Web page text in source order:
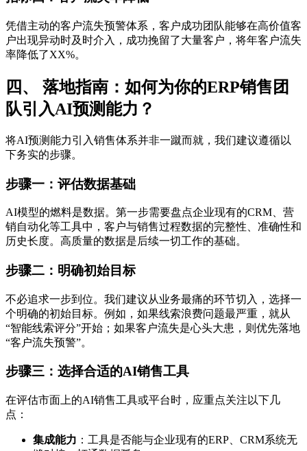
凭借主动的客户流失预警体系，客户成功团队能够在高价值客
户出现异动时及时介入，成功挽留了大量客户，将年客户流失
率降低了XX%。
四、 落地指南：如何为你的ERP销售团
队引入AI预测能力？
将AI预测能力引入销售体系并非一蹴而就，我们建议遵循以
下务实的步骤。
步骤一：评估数据基础
AI模型的燃料是数据。第一步需要盘点企业现有的CRM、营
销自动化等工具中，客户与销售过程数据的完整性、准确性和
历史长度。高质量的数据是后续一切工作的基础。
步骤二：明确初始目标
不必追求一步到位。我们建议从业务最痛的环节切入，选择一
个明确的初始目标。例如，如果线索浪费问题最严重，就从
“智能线索评分”开始；如果客户流失是心头大患，则优先落地
“客户流失预警”。
步骤三：选择合适的AI销售工具
在评估市面上的AI销售工具或平台时，应重点关注以下几
点：
集成能力 ：工具是否能与企业现有的ERP、CRM系统无